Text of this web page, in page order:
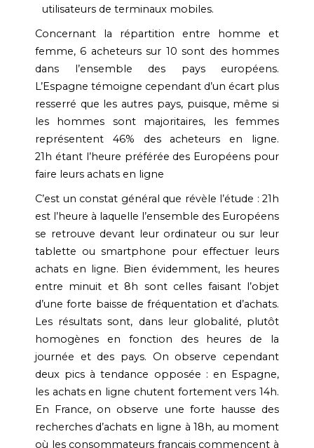
utilisateurs de terminaux mobiles.
Concernant la répartition entre homme et
femme, 6 acheteurs sur 10 sont des hommes
dans l’ensemble des pays européens.
L’Espagne témoigne cependant d’un écart plus
resserré que les autres pays, puisque, même si
les hommes sont majoritaires, les femmes
représentent 46% des acheteurs en ligne.
21h étant l’heure préférée des Européens pour
faire leurs achats en ligne
C’est un constat général que révèle l’étude : 21h
est l’heure à laquelle l’ensemble des Européens
se retrouve devant leur ordinateur ou sur leur
tablette ou smartphone pour effectuer leurs
achats en ligne. Bien évidemment, les heures
entre minuit et 8h sont celles faisant l’objet
d’une forte baisse de fréquentation et d’achats.
Les résultats sont, dans leur globalité, plutôt
homogènes en fonction des heures de la
journée et des pays. On observe cependant
deux pics à tendance opposée : en Espagne,
les achats en ligne chutent fortement vers 14h.
En France, on observe une forte hausse des
recherches d’achats en ligne à 18h, au moment
où les consommateurs français commencent à